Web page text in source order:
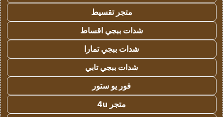
متجر تقسيط
شدات ببجي اقساط
شدات ببجي تمارا
شدات ببجي تابي
فور يو ستور
متجر 4u